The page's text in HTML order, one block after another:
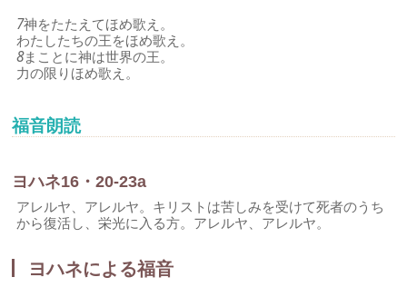
7神をたたえてほめ歌え。
わたしたちの王をほめ歌え。
8まことに神は世界の王。
力の限りほめ歌え。
福音朗読
ヨハネ16・20-23a
アレルヤ、アレルヤ。キリストは苦しみを受けて死者のうち
から復活し、栄光に入る方。アレルヤ、アレルヤ。
ヨハネによる福音